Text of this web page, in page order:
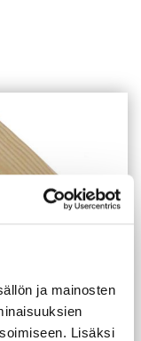
ja mainosten
Lisäksi
20X20X2400